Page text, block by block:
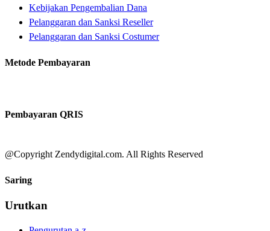
Kebijakan Pengembalian Dana
Pelanggaran dan Sanksi Reseller
Pelanggaran dan Sanksi Costumer
Metode Pembayaran
Pembayaran QRIS
@Copyright Zendydigital.com. All Rights Reserved
Saring
Urutkan